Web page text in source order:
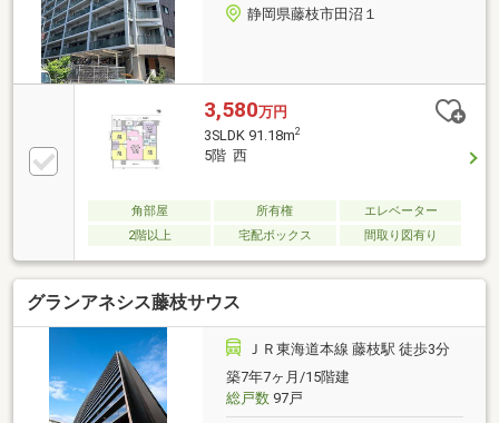
静岡県藤枝市田沼１
3,580万円
3SLDK 91.18m2
5階 西
角部屋 所有権
エレベーター
2階以上
宅配ボックス 間取り図有り
グランアネシス藤枝サウス
ＪＲ東海道本線 藤枝駅 徒歩3分
築7年7ヶ月/15階建
総戸数97戸